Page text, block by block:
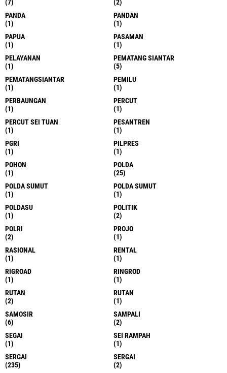
(7)
(2)
PANDA
(1)
PANDAN
(1)
PAPUA
(1)
PASAMAN
(1)
PELAYANAN
(1)
PEMATANG SIANTAR
(5)
PEMATANGSIANTAR
(1)
PEMILU
(1)
PERBAUNGAN
(1)
PERCUT
(1)
PERCUT SEI TUAN
(1)
PESANTREN
(1)
PGRI
(1)
PILPRES
(1)
POHON
(1)
POLDA
(25)
POLDA SUMUT
(1)
POLDA SUMUT
(1)
POLDASU
(1)
POLITIK
(2)
POLRI
(2)
PROJO
(1)
RASIONAL
(1)
RENTAL
(1)
RIGROAD
(1)
RINGROD
(1)
RUTAN
(2)
RUTAN
(1)
SAMOSIR
(6)
SAMPALI
(2)
SEGAI
(1)
SEI RAMPAH
(1)
SERGAI
(235)
SERGAI
(2)